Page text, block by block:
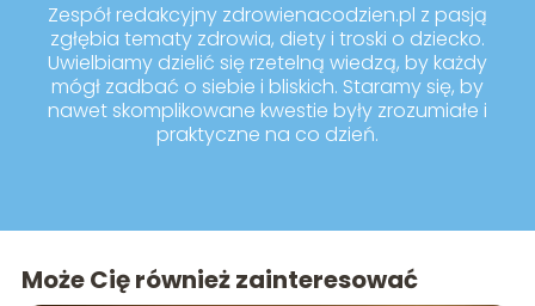
Zespół redakcyjny zdrowienacodzien.pl z pasją
zgłębia tematy zdrowia, diety i troski o dziecko.
Uwielbiamy dzielić się rzetelną wiedzą, by każdy
mógł zadbać o siebie i bliskich. Staramy się, by
nawet skomplikowane kwestie były zrozumiałe i
praktyczne na co dzień.
Może Cię również zainteresować